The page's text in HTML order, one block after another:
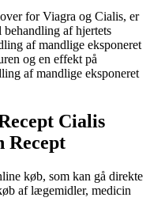
for Viagra og Cialis, er
af hjertets
af mandlige eksponeret
og en effekt på
af mandlige eksponeret
Cialis
Recept
køb, som kan gå direkte
af lægemidler, medicin